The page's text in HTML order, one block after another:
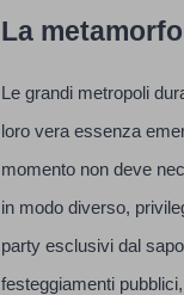
La
Le grandi metropoli
loro vera essenza
momento non deve
in modo diverso,
party esclusivi dal
festeggiamenti